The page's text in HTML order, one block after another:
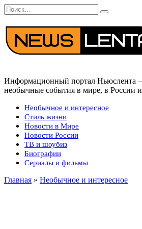
Перейти
к
содержанию
Search
for:
Информационный портал Ньюслента
необычные события в мире, в России
Необычное и интересное
Стиль жизни
Новости в Мире
Новости России
ТВ и шоубиз
Биографии
Сериалы и фильмы
Главная » Необычное и интересное